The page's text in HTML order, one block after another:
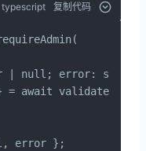
typescript 复制代码
| null; error:
= await
error };